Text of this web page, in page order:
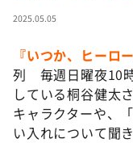
相席食堂
～人生密着ト
て真剣です
探偵！ナイトス
news おかえり
2025.05.05
『いつか、ヒーロー
列 毎週日曜夜10
している桐谷健太
キャラクターや、
い入れについて聞